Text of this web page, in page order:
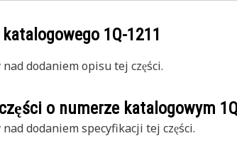
1Q-1211
dodaniem opisu tej części.
o numerze katalogowym
dodaniem specyfikacji tej części.